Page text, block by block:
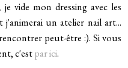
je vide mon dressing avec les
j'animerai un atelier nail art...
peut-être :). Si vous
c'estpar ici.